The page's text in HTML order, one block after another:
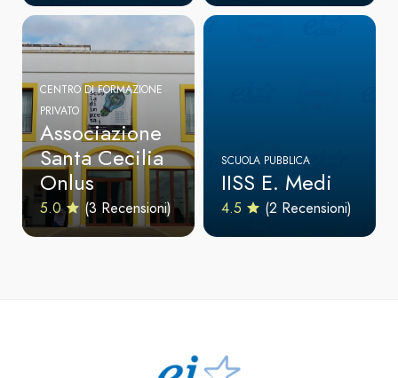
CENTRO DI FORMAZIONE
PRIVATO
Associazione
Santa Cecilia
Onlus
5.0 (3 Recensioni)
SCUOLA PUBBLICA
IISS E. Medi
4.5 (2 Recensioni)